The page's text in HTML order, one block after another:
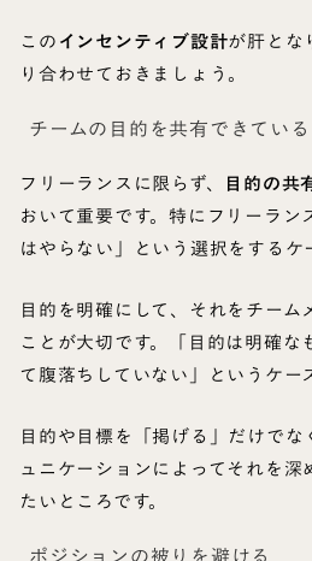
このインセンティブ設計が肝とな
り合わせておきましょう。
チームの目的を共有できてい
フリーランスに限らず、 目的の共
おいて重要です。特にフリーラ
はやらない」という選択をするケ
目的を明確にして、それをチーム
ことが大切です。「目的は明確
て腹落ちしていない」というケー
目的や目標を「掲げる」だけで
ュニケーションによってそれを
たいところです。